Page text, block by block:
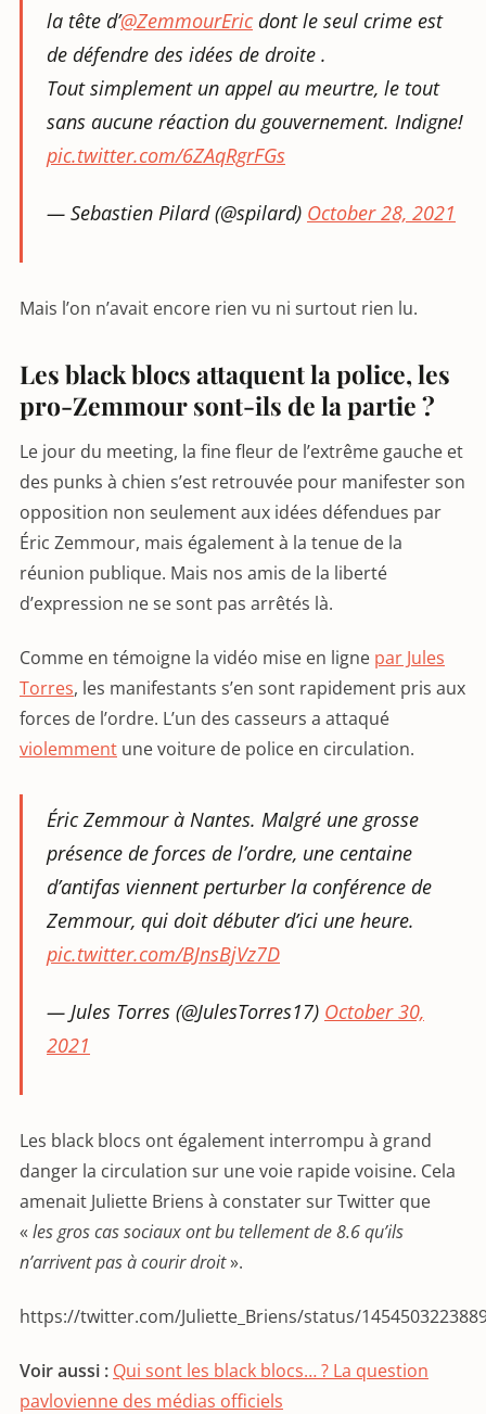
la tête d’@ZemmourEric dont le seul crime est
de défendre des idées de droite .
Tout simplement un appel au meurtre, le tout
sans aucune réaction du gouvernement. Indigne!
pic.twitter.com/6ZAqRgrFGs
— Sebastien Pilard (@spilard) October 28, 2021
Mais l’on n’avait encore rien vu ni surtout rien lu.
Les black blocs attaquent la police, les
pro-Zemmour sont-ils de la partie ?
Le jour du meeting, la fine fleur de l’extrême gauche et
des punks à chien s’est retrouvée pour manifester son
opposition non seulement aux idées défendues par
Éric Zemmour, mais également à la tenue de la
réunion publique. Mais nos amis de la liberté
d’expression ne se sont pas arrêtés là.
Comme en témoigne la vidéo mise en ligne par Jules
Torres, les manifestants s’en sont rapidement pris aux
forces de l’ordre. L’un des casseurs a attaqué
violemment une voiture de police en circulation.
Éric Zemmour à Nantes. Malgré une grosse
présence de forces de l’ordre, une centaine
d’antifas viennent perturber la conférence de
Zemmour, qui doit débuter d’ici une heure.
pic.twitter.com/BJnsBjVz7D
— Jules Torres (@JulesTorres17) October 30,
2021
Les black blocs ont également interrompu à grand
danger la circulation sur une voie rapide voisine. Cela
amenait Juliette Briens à constater sur Twitter que
« les gros cas sociaux ont bu tellement de 8.6 qu’ils
n’arrivent pas à courir droit».
https://twitter.com/Juliette_Briens/status/
Voir aussi : Qui sont les black blocs… ? La question
pavlovienne des médias officiels